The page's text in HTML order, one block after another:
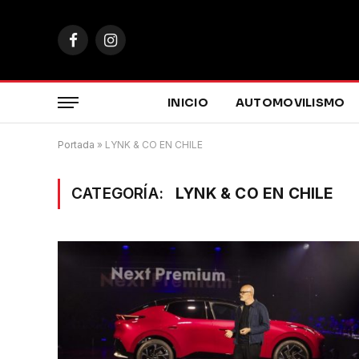
FacebookInstagram
INICIO AUTOMOVILISMO
Portada » LYNK & CO EN CHILE
CATEGORÍA: LYNK & CO EN CHILE